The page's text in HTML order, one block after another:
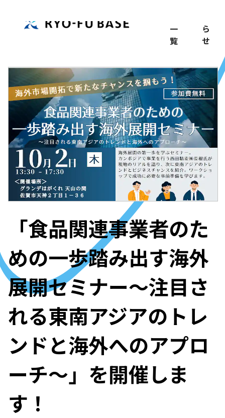
一
覧
ら
せ
「食品関連事業者のた
めの一歩踏み出す海外
展開セミナー～注目さ
れる東南アジアのトレ
ンドと海外へのアプロ
ーチ～」を開催しま
す！